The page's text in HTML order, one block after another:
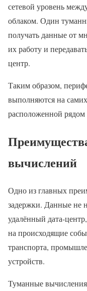
сетевой уровень
облаком. Один
получать данные от
их работу и
центр.
Таким образом,
выполняются на
расположенной рядом
вычислений
Одно из главных
задержки. Данные не
удалённый дата-
на происходящие
транспорта,
устройств.
Туманные